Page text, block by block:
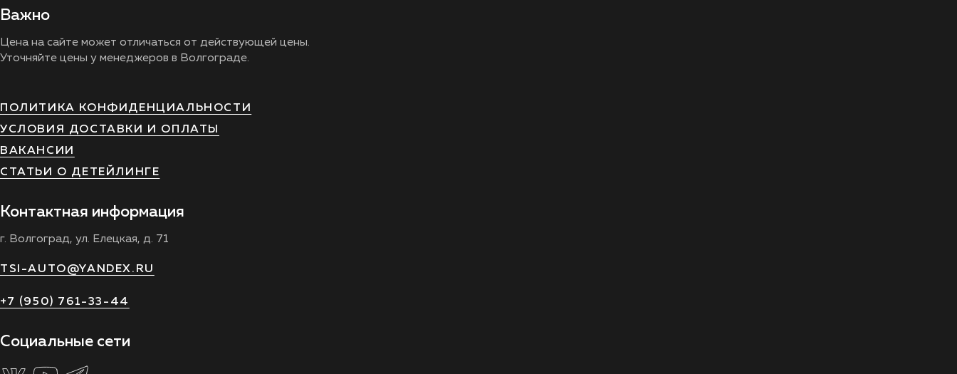
Важно
Цена на сайте может отличаться от действующей цены.
Уточняйте цены у менеджеров в Волгограде.
ПОЛИТИКА КОНФИДЕНЦИАЛЬНОСТИ
УСЛОВИЯ ДОСТАВКИ И ОПЛАТЫ
ВАКАНСИИ
СТАТЬИ О ДЕТЕЙЛИНГЕ
Контактная информация
г. Волгоград, ул. Елецкая, д. 71
TSI-AUTO@YANDEX.RU
+7 (950) 761-33-44
Социальные сети